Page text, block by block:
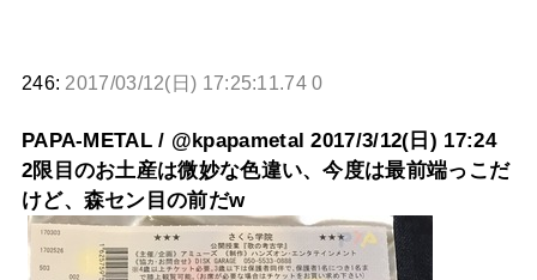
246: 2017/03/12(日) 17:25:11.74 0
PAPA-METAL / @kpapametal 2017/3/12(日) 17:24
2限目のお土産は微妙な色違い、今度は最前端っこだ
けど、森セン目の前だw